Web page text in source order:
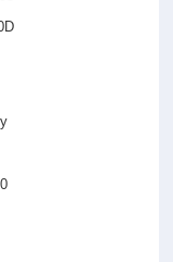
20D
rotary
GS130